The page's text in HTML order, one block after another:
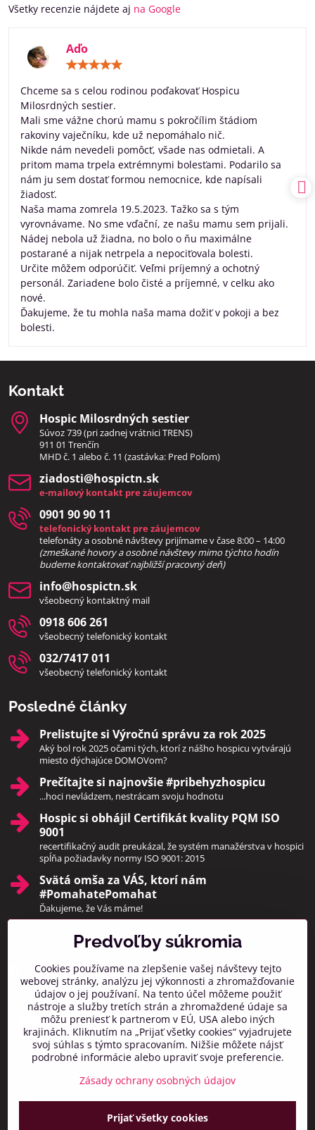
Všetky recenzie nájdete aj na Google
Aďo
5
Chceme sa s celou rodinou poďakovať Hospicu
Milosrdných sestier.
Mali sme vážne chorú mamu s pokročílim štádiom
rakoviny vaječníku, kde už nepomáhalo nič.
Nikde nám nevedeli pomôcť, všade nas odmietali. A
pritom mama trpela extrémnymi bolesťami. Podarilo sa
nám ju sem dostať formou nemocnice, kde napísali
žiadosť.
Naša mama zomrela 19.5.2023. Tažko sa s tým
vyrovnávame. No sme vďační, ze našu mamu sem prijali.
Nádej nebola už žiadna, no bolo o ňu maximálne
postarané a nijak netrpela a nepociťovala bolesti.
Určite môžem odporúčiť. Veľmi príjemný a ochotný
personál. Zariadene bolo čisté a príjemné, v celku ako
nové.
Ďakujeme, že tu mohla naša mama dožiť v pokoji a bez
bolesti.
Kontakt
Hospic Milosrdných sestier
Súvoz 739 (pri zadnej vrátnici TRENS)
911 01 Trenčín
MHD č. 1 alebo č. 11 (zastávka: Pred Poľom)
ziadosti​@hospictn​.sk
e-mailový kontakt pre záujemcov
0901 90 90 11
telefonický kontakt pre záujemcov
telefonáty a osobné návštevy prijímame v čase 8:00 – 14:00
(zmeškané hovory a osobné návštevy mimo týchto hodín
budeme kontaktovať najbližší pracovný deň)
info​@hospictn​.sk
všeobecný kontaktný mail
0918 606 261
všeobecný telefonický kontakt
032/7417 011
všeobecný telefonický kontakt
Posledné články
Prelistujte si Výročnú správu za rok 2025
Aký bol rok 2025 očami tých, ktorí z nášho hospicu vytvárajú
miesto dýchajúce DOMOVom?
Prečítajte si najnovšie #pribehyzhospicu
...hoci nevládzem, nestrácam svoju hodnotu
Hospic si obhájil Certifikát kvality PQM ISO
9001
recertifikačný audit preukázal, že systém manažérstva v hospici
spĺňa požiadavky normy ISO 9001: 2015
Svätá omša za VÁS, ktorí nám
#PomahatePomahat
Ďakujeme, že Vás máme!
Pridajte sa k nám
Facebook Instagram
Prihlásiť na odber noviniek
©2026Copyright
Predvoľby súkromia
Cookies používame na zlepšenie vašej návštevy tejto
webovej stránky, analýzu jej výkonnosti a zhromažďovanie
údajov o jej používaní. Na tento účel môžeme použiť
nástroje a služby tretích strán a zhromaždené údaje sa
môžu preniesť k partnerom v EÚ, USA alebo iných
krajinách. Kliknutím na „Prijať všetky cookies“ vyjadrujete
svoj súhlas s týmto spracovaním. Nižšie môžete nájsť
podrobné informácie alebo upraviť svoje preferencie.
Zásady ochrany osobných údajov
Prijať všetky cookies